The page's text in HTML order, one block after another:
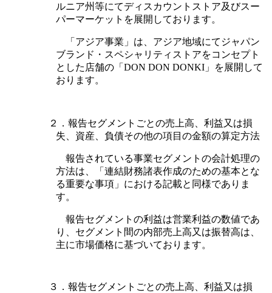
ルニア州等にてディスカウントストア及びスー
パーマーケットを展開しております。
「アジア事業」は、アジア地域にてジャパン
ブランド・スペシャリティストアをコンセプト
とした店舗の「DON DON DONKI」を展開して
おります。
２．報告セグメントごとの売上高、利益又は損
失、資産、負債その他の項目の金額の算定方法
報告されている事業セグメントの会計処理の
方法は、「連結財務諸表作成のための基本とな
る重要な事項」における記載と同様でありま
す。
報告セグメントの利益は営業利益の数値であ
り、セグメント間の内部売上高又は振替高は、
主に市場価格に基づいております。
３．報告セグメントごとの売上高、利益又は損